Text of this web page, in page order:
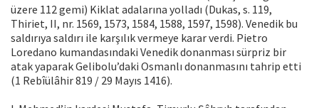
üzere 112 gemi) Kiklat adalarına yolladı (Dukas, s. 119,
Thiriet, II, nr. 1569, 1573, 1584, 1588, 1597, 1598). Venedik bu
saldırıya saldırı ile karşılık vermeye karar verdi. Pietro
Loredano kumandasındaki Venedik donanması sürpriz bir
atak yaparak Gelibolu’daki Osmanlı donanmasını tahrip etti
(1 Rebîülâhir 819 / 29 Mayıs 1416).